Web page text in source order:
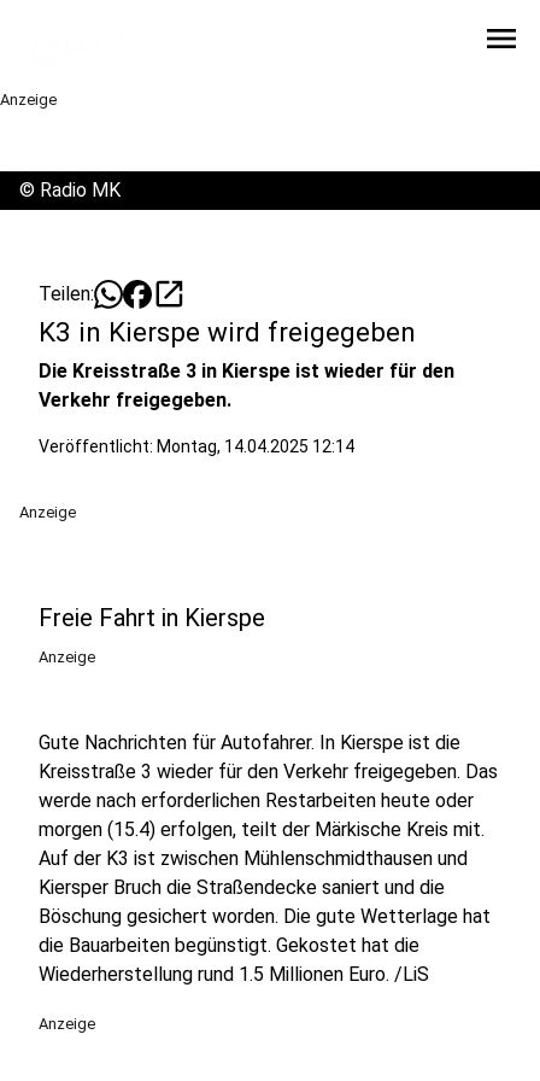
menu
Anzeige
© Radio MK
Teilen: open_in_new
K3 in Kierspe wird freigegeben
Die Kreisstraße 3 in Kierspe ist wieder für den
Verkehr freigegeben.
Veröffentlicht: Montag, 14.04.2025 12:14
Anzeige
Freie Fahrt in Kierspe
Anzeige
Gute Nachrichten für Autofahrer. In Kierspe ist die
Kreisstraße 3 wieder für den Verkehr freigegeben. Das
werde nach erforderlichen Restarbeiten heute oder
morgen (15.4) erfolgen, teilt der Märkische Kreis mit.
Auf der K3 ist zwischen Mühlenschmidthausen und
Kiersper Bruch die Straßendecke saniert und die
Böschung gesichert worden. Die gute Wetterlage hat
die Bauarbeiten begünstigt. Gekostet hat die
Wiederherstellung rund 1.5 Millionen Euro. /LiS
Anzeige